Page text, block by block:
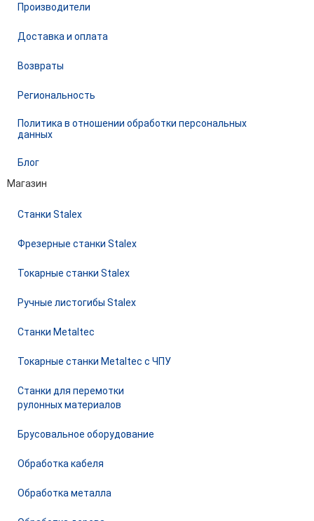
Производители
Доставка и оплата
Возвраты
Региональность
Политика в отношении обработки персональных
данных
Блог
Магазин
Станки Stalex
Фрезерные станки Stalex
Токарные станки Stalex
Ручные листогибы Stalex
Станки Metaltec
Токарные станки Metaltec с ЧПУ
Станки для перемотки
рулонных материалов
Брусовальное оборудование
Обработка кабеля
Обработка металла